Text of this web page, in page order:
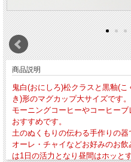
商品説明
鬼白(おにしろ)松クラスと黒釉(
き)形のマグカップ大サイズです。
モーニングコーヒーやコーヒー
おすすめです。
土のぬくもりの伝わる手作りの
オーレ・チャイなどお好みのお
は1日の活力となり昼間はホッと